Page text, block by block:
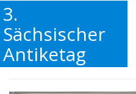
3.
Sächsischer
Antiketag